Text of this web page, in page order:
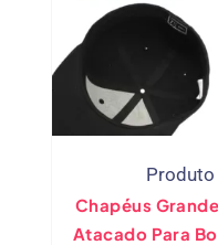
Produto
Chapéus
Atacado Para